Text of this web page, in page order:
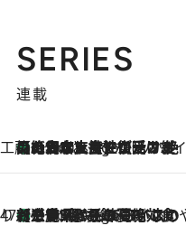
SERIES
連載
工藤まやのおもてなしハワイ
5 Hours Ago
【ハワイ土産】ローカルの絶大な支持で復活！ 絶品の幻クッキー《元ファンの日本人女性が受け継いだ名店》
47都道府県の手みやげ ひんやりスイーツで夏を満喫
5 Hours Ago
【三重県】この夏絶対食べたい 冷やしておいしいおやつ3選 お餅×アイスの新感覚スイーツ